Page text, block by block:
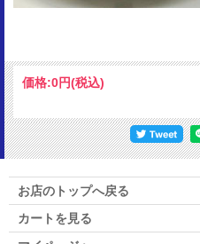
価格:0円(税込)
お店のトップへ戻る
カートを見る